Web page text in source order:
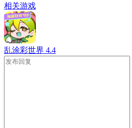
相关游戏
乱涂彩世界 4.4